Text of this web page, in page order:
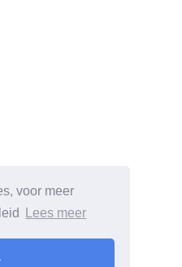
voor meer
Lees meer